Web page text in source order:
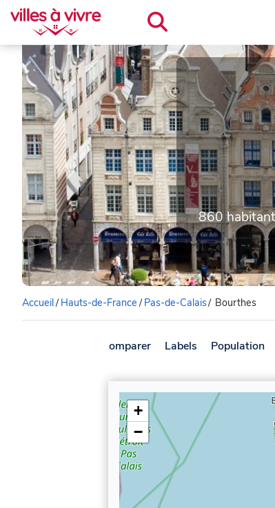
860
Accueil/ Hauts-de-France/ Pas-de-Calais/ Bourthes
Comparer Labels Population
+
−